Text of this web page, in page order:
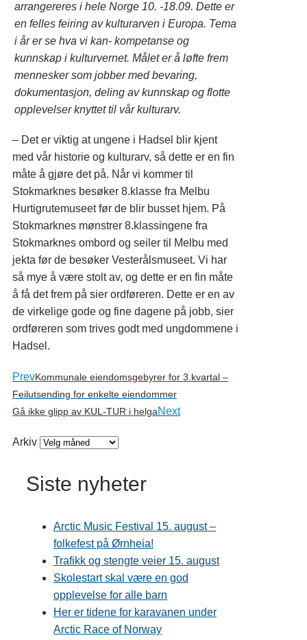
arrangereres i hele Norge 10. -18.09. Dette er
en felles feiring av kulturarven i Europa. Tema
i år er se hva vi kan- kompetanse og
kunnskap i kulturvernet. Målet er å løfte frem
mennesker som jobber med bevaring,
dokumentasjon, deling av kunnskap og flotte
opplevelser knyttet til vår kulturarv.
– Det er viktig at ungene i Hadsel blir kjent
med vår historie og kulturarv, så dette er en fin
måte å gjøre det på. Når vi kommer til
Stokmarknes besøker 8.klasse fra Melbu
Hurtigrutemuseet før de blir busset hjem. På
Stokmarknes mønstrer 8.klassingene fra
Stokmarknes ombord og seiler til Melbu med
jekta før de besøker Vesterålsmuseet. Vi har
så mye å være stolt av, og dette er en fin måte
å få det frem på sier ordføreren. Dette er en av
de virkelige gode og fine dagene på jobb, sier
ordføreren som trives godt med ungdommene i
Hadsel.
PrevKommunale eiendomsgebyrer for 3.kvartal –
Feilutsending for enkelte eiendommer
Gå ikke glipp av KUL-TUR i helgaNext
Arkiv
Siste nyheter
Arctic Music Festival 15. august –
folkefest på Ørnheia!
Trafikk og stengte veier 15. august
Skolestart skal være en god
opplevelse for alle barn
Her er tidene for karavanen under
Arctic Race of Norway